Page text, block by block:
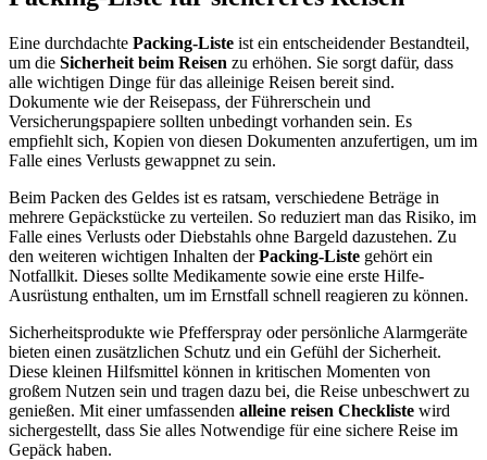
Eine durchdachte Packing-Liste ist ein entscheidender Bestandteil,
um die Sicherheit beim Reisen zu erhöhen. Sie sorgt dafür, dass
alle wichtigen Dinge für das alleinige Reisen bereit sind.
Dokumente wie der Reisepass, der Führerschein und
Versicherungspapiere sollten unbedingt vorhanden sein. Es
empfiehlt sich, Kopien von diesen Dokumenten anzufertigen, um im
Falle eines Verlusts gewappnet zu sein.
Beim Packen des Geldes ist es ratsam, verschiedene Beträge in
mehrere Gepäckstücke zu verteilen. So reduziert man das Risiko, im
Falle eines Verlusts oder Diebstahls ohne Bargeld dazustehen. Zu
den weiteren wichtigen Inhalten derPacking-Liste gehört ein
Notfallkit. Dieses sollte Medikamente sowie eine erste Hilfe-
Ausrüstung enthalten, um im Ernstfall schnell reagieren zu können.
Sicherheitsprodukte wie Pfefferspray oder persönliche Alarmgeräte
bieten einen zusätzlichen Schutz und ein Gefühl der Sicherheit.
Diese kleinen Hilfsmittel können in kritischen Momenten von
großem Nutzen sein und tragen dazu bei, die Reise unbeschwert zu
genießen. Mit einer umfassenden alleine reisen Checkliste wird
sichergestellt, dass Sie alles Notwendige für eine sichere Reise im
Gepäck haben.